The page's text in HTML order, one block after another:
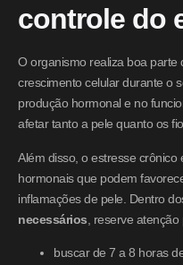
controle do
O organismo realiza boa parte
crescimento celular durante o
produção hormonal e no
afetar tanto a pele quanto os
Além disso, o estresse crônico
hormonais que podem
inflamações de pele. Dentro
necessários , reserve
buscar de 7 a 8 horas